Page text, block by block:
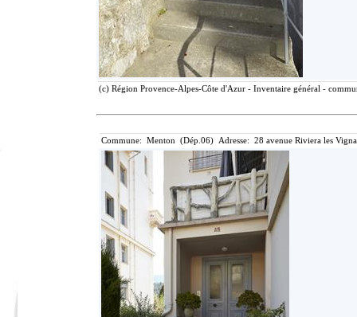
(c) Région Provence-Alpes-Côte d'Azur - Inventaire général -
Commune: Menton (Dép.06) Adresse: 28 avenue Riviera les